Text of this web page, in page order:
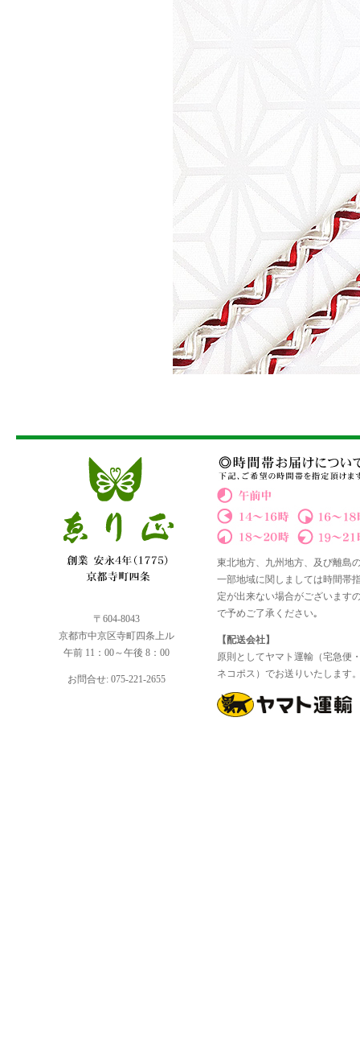
〒604-8043
京都市中京区寺町四条上ル
午前 11：00～午後 8：00
お問合せ: 075-221-2655
東北地方、九州地方、及び離島
一部地域に関しましては時間帯
定が出来ない場合がございます
で予めご了承ください｡
【配送会社】
原則としてヤマト運輸（宅急便
ネコポス）でお送りいたします